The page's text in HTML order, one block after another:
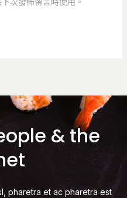
& the
pharetra et ac pharetra est